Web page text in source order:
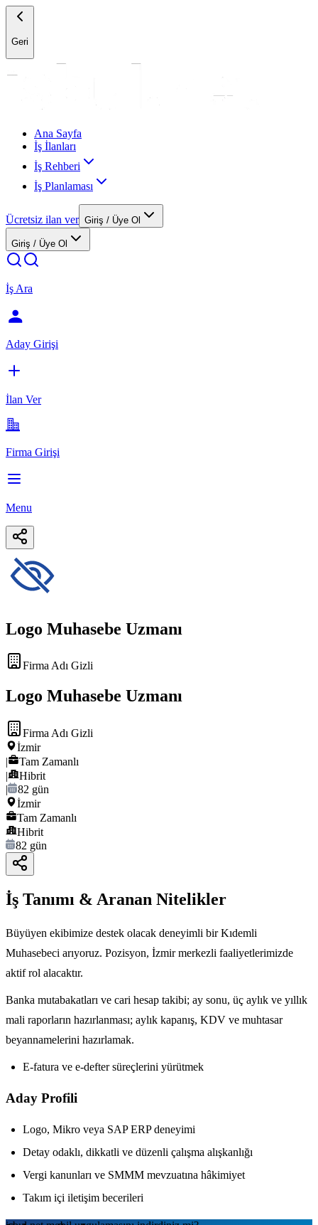
Geri
Ana Sayfa
İş İlanları
İş Rehberi
İş Planlaması
Ücretsiz ilan ver Giriş / Üye Ol
Giriş / Üye Ol
İş Ara
Aday Girişi
İlan Ver
Firma Girişi
Menu
Logo Muhasebe Uzmanı
Firma Adı Gizli
Logo Muhasebe Uzmanı
Firma Adı Gizli
İzmir
|
Tam Zamanlı
|
Hibrit
|
82 gün
İzmir
Tam Zamanlı
Hibrit
82 gün
İş Tanımı & Aranan Nitelikler
Büyüyen ekibimize destek olacak deneyimli bir Kıdemli
Muhasebeci arıyoruz. Pozisyon, İzmir merkezli faaliyetlerimizde
aktif rol alacaktır.
Banka mutabakatları ve cari hesap takibi; ay sonu, üç aylık ve yıllık
mali raporların hazırlanması; aylık kapanış, KDV ve muhtasar
beyannamelerini hazırlamak.
E-fatura ve e-defter süreçlerini yürütmek
Aday Profili
Logo, Mikro veya SAP ERP deneyimi
Detay odaklı, dikkatli ve düzenli çalışma alışkanlığı
Vergi kanunları ve SMMM mevzuatına hâkimiyet
Takım içi iletişim becerileri